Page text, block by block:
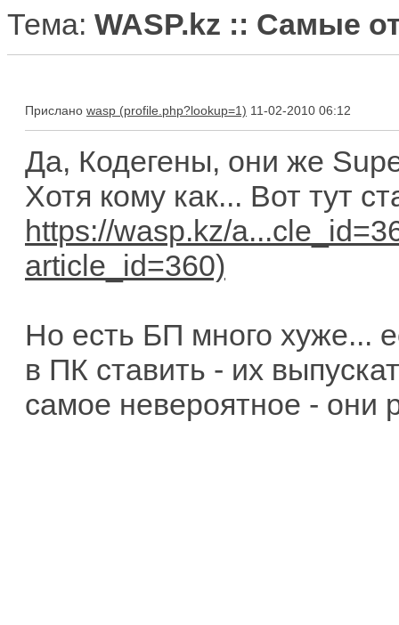
Тема: WASP.kz :: Самые
Прислано wasp 11-02-2010 06:12
Да, Кодегены, они же
Хотя кому как... Вот тут
https://wasp.kz/
Но есть БП много хуже...
в ПК ставить - их
самое невероятное - они